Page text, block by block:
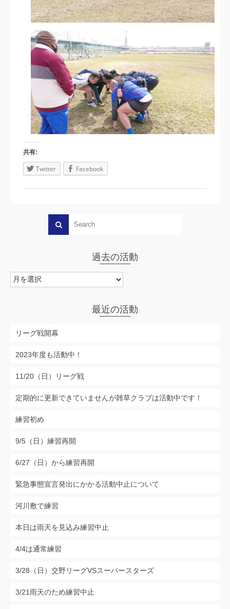
共有:
Twitter Facebook
過去の活動
過
去
最近の活動
リーグ戦開幕
2023年度も活動中！
11/20（日）リーグ戦
定期的に更新できていませんが雑草クラブは活動中です！
練習初め
9/5（日）練習再開
6/27（日）から練習再開
緊急事態宣言発出にかかる活動中止について
河川敷で練習
本日は雨天を見込み練習中止
4/4は通常練習
3/28（日）交野リーグVSスーパースターズ
3/21雨天のため練習中止